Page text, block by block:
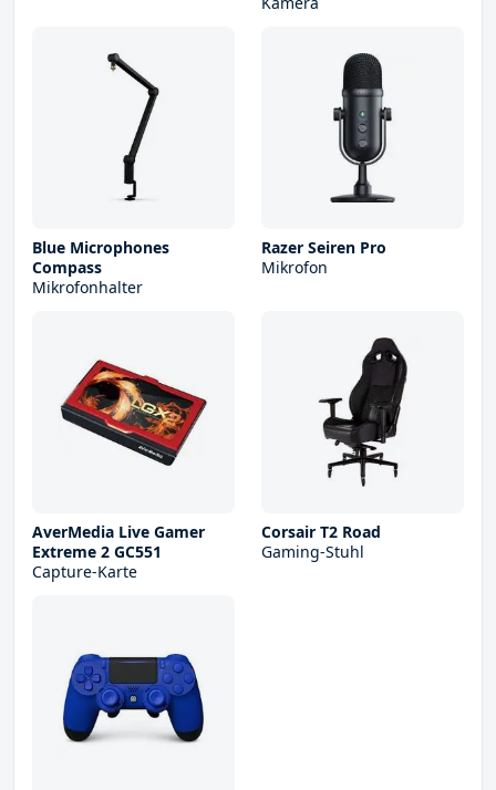
Blue Microphones
Compass
Mikrofonhalter
Razer Seiren Pro
Mikrofon
AverMedia Live Gamer
Extreme 2 GC551
Capture-Karte
Corsair T2 Road
Gaming-Stuhl